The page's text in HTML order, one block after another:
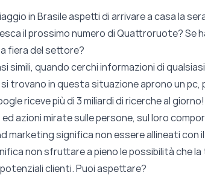
in Brasile aspetti di arrivare a casa la
il prossimo numero di Quattroruote?
fiera del settore?
simili, quando cerchi informazioni di
trovano in questa situazione aprono un
riceve più di 3 miliardi di ricerche al
azioni mirate sulle persone, sul loro
marketing significa non essere allineati
non sfruttare a pieno le possibilità che
clienti. Puoi aspettare?